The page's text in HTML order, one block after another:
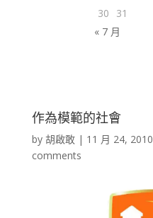
30
31
« 7 月
作為模範的社會
by 胡啟敢| 11 月 24, 2010
comments